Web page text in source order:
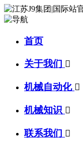
首页
关于我们 
机械自动化 
机械知识 
联系我们 